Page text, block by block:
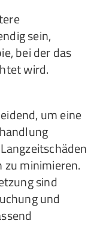
sein,
bei der das
wird.
um eine
minimieren.
sind
und